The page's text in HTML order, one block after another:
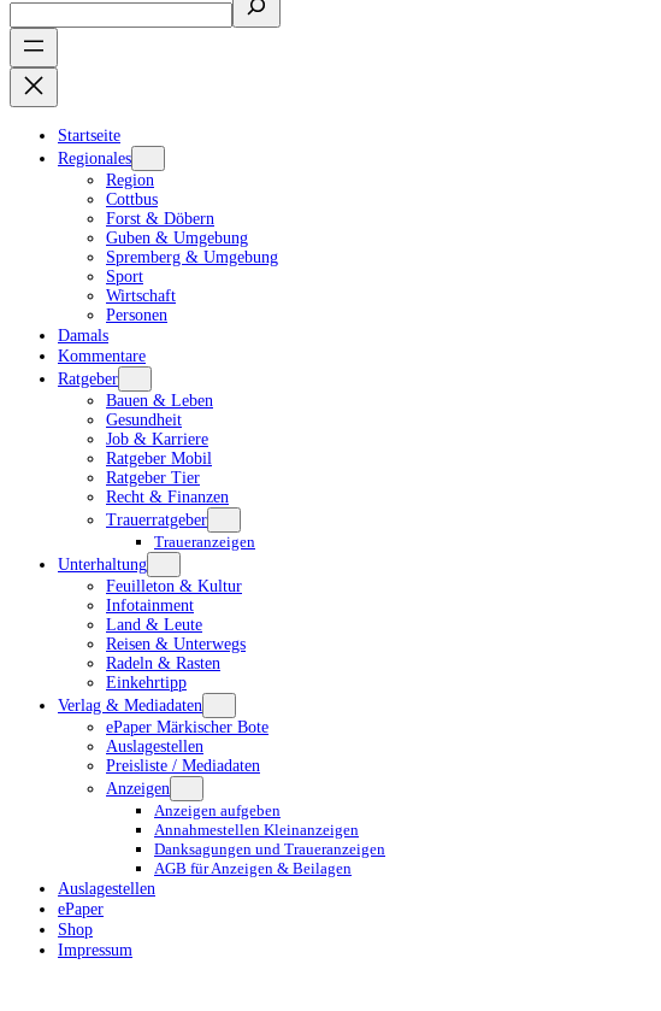
Startseite
Regionales
Region
Cottbus
Forst & Döbern
Guben & Umgebung
Spremberg & Umgebung
Sport
Wirtschaft
Personen
Damals
Kommentare
Ratgeber
Bauen & Leben
Gesundheit
Job & Karriere
Ratgeber Mobil
Ratgeber Tier
Recht & Finanzen
Trauerratgeber
Traueranzeigen
Unterhaltung
Feuilleton & Kultur
Infotainment
Land & Leute
Reisen & Unterwegs
Radeln & Rasten
Einkehrtipp
Verlag & Mediadaten
ePaper Märkischer Bote
Auslagestellen
Preisliste / Mediadaten
Anzeigen
Anzeigen aufgeben
Annahmestellen Kleinanzeigen
Danksagungen und Traueranzeigen
AGB für Anzeigen & Beilagen
Auslagestellen
ePaper
Shop
Impressum